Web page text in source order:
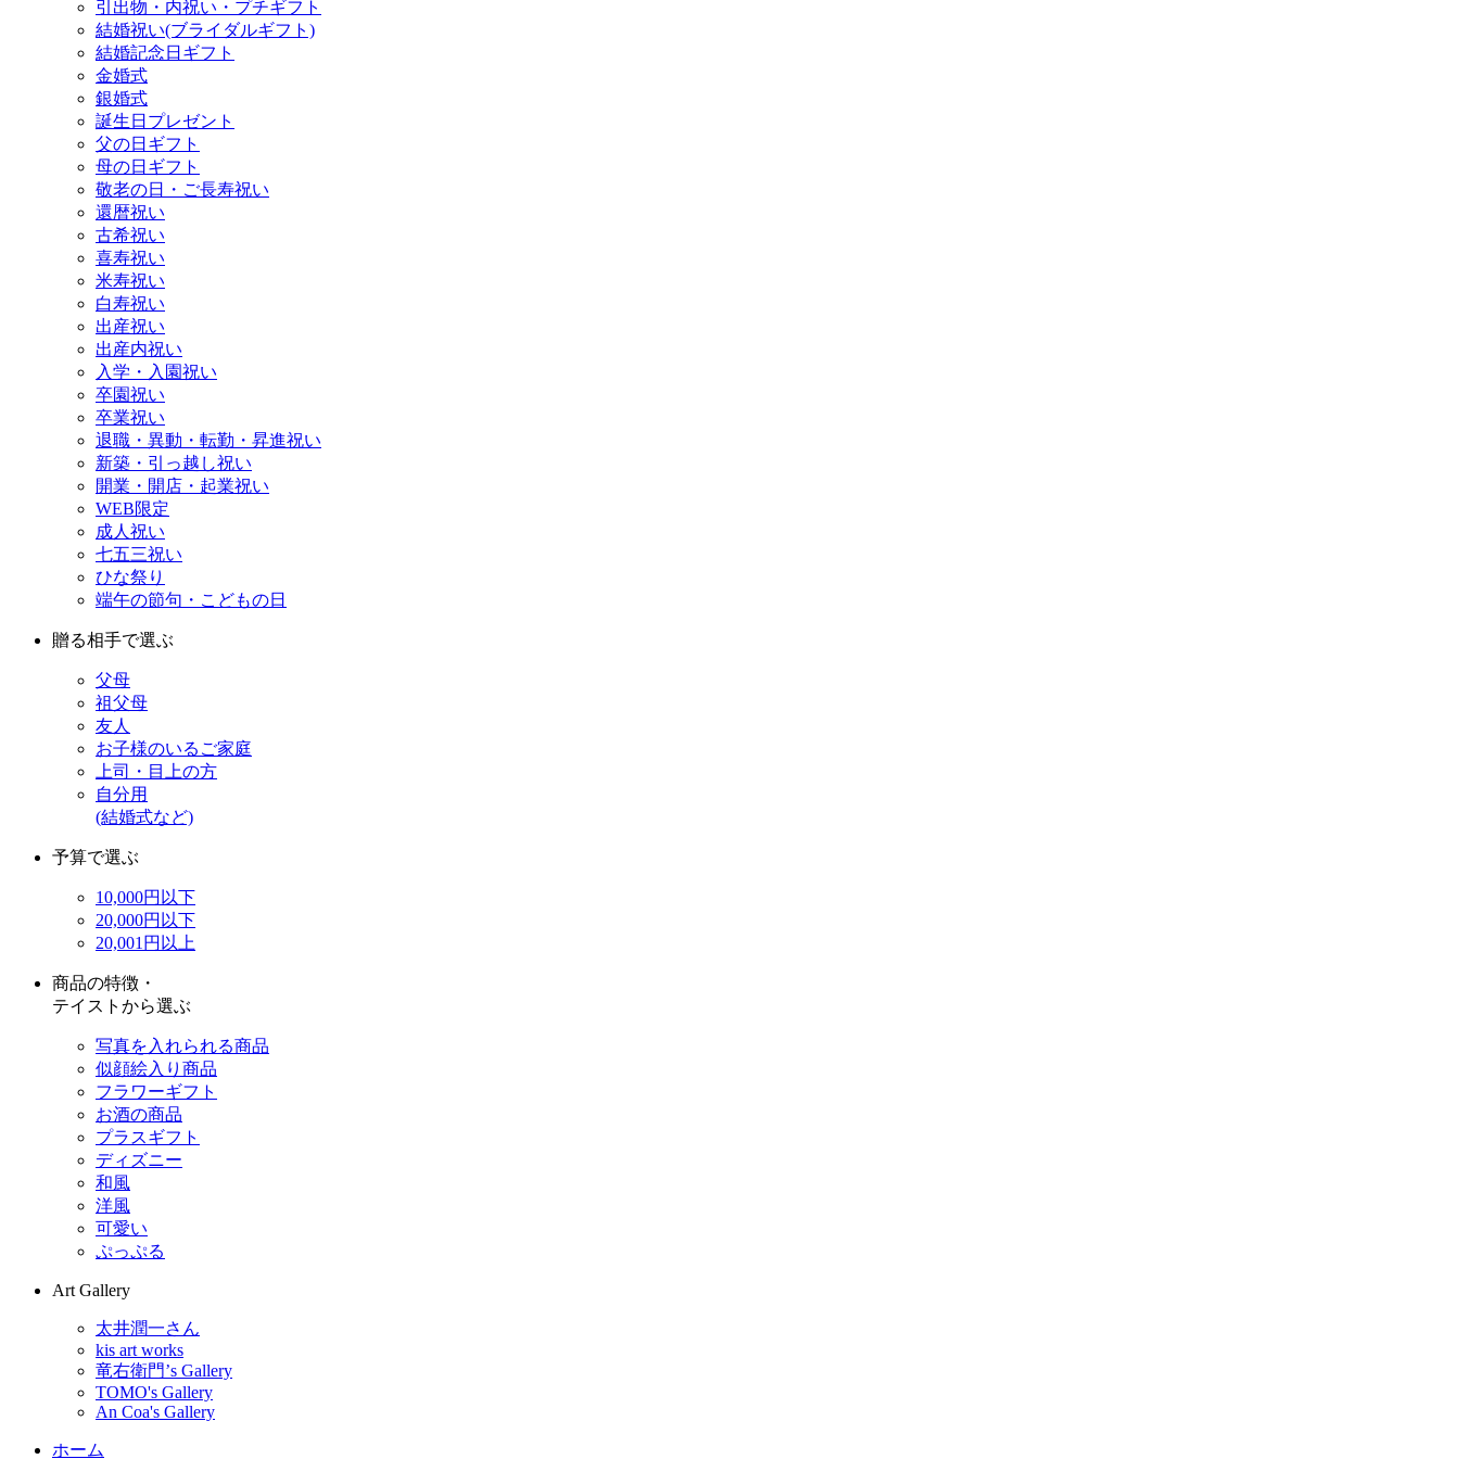
引出物・内祝い・プチギフト
結婚祝い(ブライダルギフト)
結婚記念日ギフト
金婚式
銀婚式
誕生日プレゼント
父の日ギフト
母の日ギフト
敬老の日・ご長寿祝い
還暦祝い
古希祝い
喜寿祝い
米寿祝い
白寿祝い
出産祝い
出産内祝い
入学・入園祝い
卒園祝い
卒業祝い
退職・異動・転勤・昇進祝い
新築・引っ越し祝い
開業・開店・起業祝い
WEB限定
成人祝い
七五三祝い
ひな祭り
端午の節句・こどもの日
贈る相手で選ぶ
父母
祖父母
友人
お子様のいるご家庭
上司・目上の方
自分用
(結婚式など)
予算で選ぶ
10,000円以下
20,000円以下
20,001円以上
商品の特徴・
テイストから選ぶ
写真を入れられる商品
似顔絵入り商品
フラワーギフト
お酒の商品
プラスギフト
ディズニー
和風
洋風
可愛い
ぷっぷる
Art Gallery
太井潤一さん
kis art works
竜右衛門’s Gallery
TOMO's Gallery
An Coa's Gallery
ホーム